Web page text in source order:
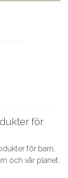
för
för barn,
och vår planet.